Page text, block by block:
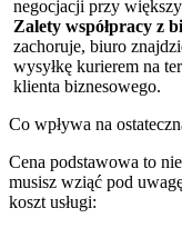
negocjacji przy
Zalety współpracy z
zachoruje, biuro
wysyłkę kurierem na
klienta biznesowego.
Co wpływa na
Cena podstawowa to
musisz wziąć pod
koszt usługi: